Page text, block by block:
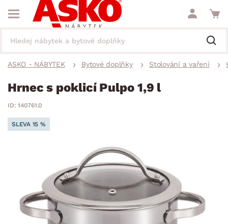
ASKO - NÁBYTEK Bytové doplňky Stolování a vaření
Hrnec s poklicí Pulpo 1,9 l
ID: 140761.0
SLEVA 15 %